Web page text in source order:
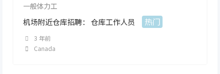
一般体力工
机场附近仓库招聘： 仓库工作人员 热门
3 年前
Canada